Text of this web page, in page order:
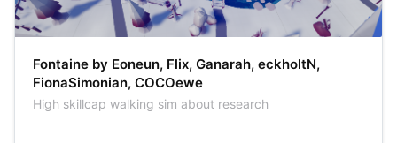
Fontaine by Eoneun, Flix, Ganarah, eckholtN,
FionaSimonian, COCOewe
High skillcap walking sim about research